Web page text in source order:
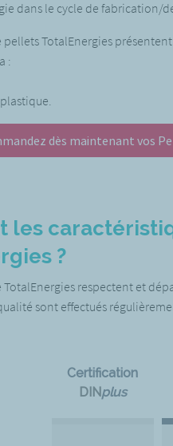
dans le cycle de fabrication/
pellets TotalEnergies
:
dès maintenant vos
les
?
TotalEnergies respectent et
sont effectués
Certification
DINplus